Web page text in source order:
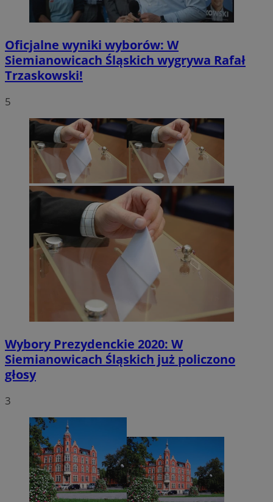
Oficjalne wyniki wyborów: W
Siemianowicach Śląskich wygrywa Rafał
Trzaskowski!
5
Wybory Prezydenckie 2020: W
Siemianowicach Śląskich już policzono
głosy
3